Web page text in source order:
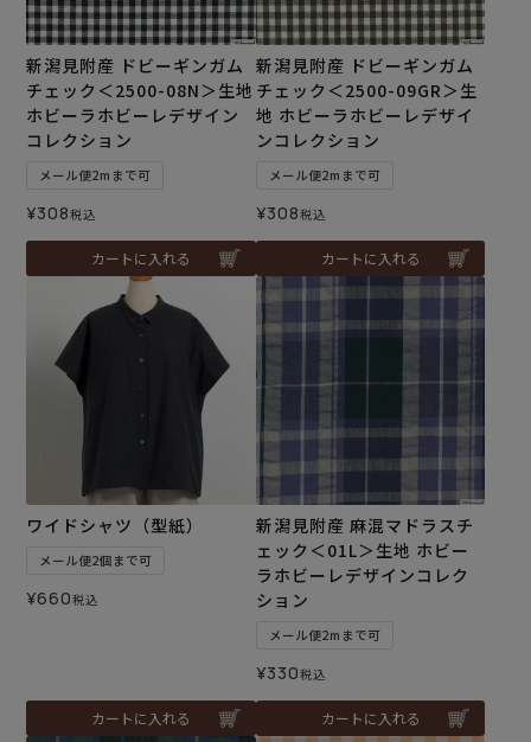
新潟見附産 ドビーギンガム
チェック＜2500-08N＞生地
ホビーラホビーレデザイン
コレクション
メール便2mまで可
¥308税込
カートに入れる
新潟見附産 ドビーギンガム
チェック＜2500-09GR＞生
地 ホビーラホビーレデザイ
ンコレクション
メール便2mまで可
¥308税込
カートに入れる
ワイドシャツ（型紙）
メール便2個まで可
¥660税込
カートに入れる
新潟見附産 麻混マドラスチ
ェック＜01L＞生地 ホビー
ラホビーレデザインコレク
ション
メール便2mまで可
¥330税込
カートに入れる